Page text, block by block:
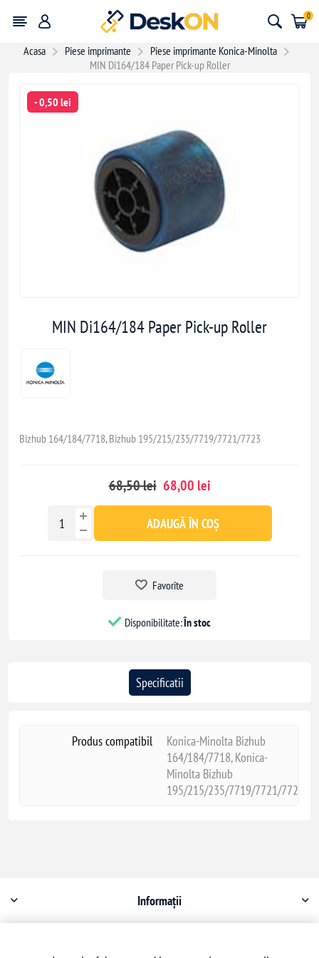
0
Acasa Piese imprimante
Piese imprimante Konica-Minolta
MIN Di164/184 Paper Pick-up Roller
- 0,50 lei
MIN Di164/184 Paper Pick-up Roller
Bizhub 164/184/7718, Bizhub 195/215/235/7719/7721/7723
68,50 lei 68,00 lei
ADAUGĂ ÎN COȘ
Favorite
Disponibilitate:În stoc
Specificatii
Produs compatibil
Konica-Minolta Bizhub
164/184/7718, Konica-
Minolta Bizhub
195/215/235/7719/7721/7723
Informații